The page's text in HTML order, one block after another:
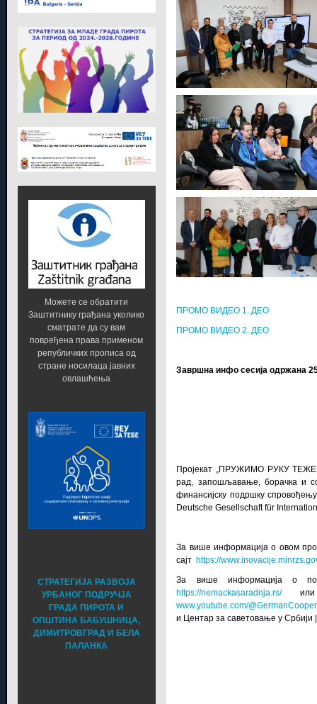
ПРОМО ВИДЕО 1. ДЕО
ПРОМО ВИДЕО 2. ДЕО
Завршна инфо сесија одржана
Пројекат „ПРУЖИМО РУКУ ТЕЖЕ
рад, запошљавање, борачка и
финансијску подршку спровођењу
Deutsche Gesellschaft für
За више информација о овом
сајт https://
За више информација о
https://nemackasaradnja.rs/или
www.youtube.com/
и Центар за саветовање у Србији
Можете се обратити
Заштитнику грађана уколико
сматрате да су вам
повређена права применом
републичких прописа од
стране носилаца јавних
овлашћења
СТРАТЕГИЈА РАЗВОЈА
УРБАНОГ ПОДРУЧЈА
ГРАДА ПИРОТА И
ОПШТИНА БАБУШНИЦА,
ДИМИТРОВГРАД И БЕЛА
ПАЛАНКА